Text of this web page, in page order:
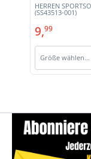
HERREN
(SS43513-001)
9,99
Größe wählen…